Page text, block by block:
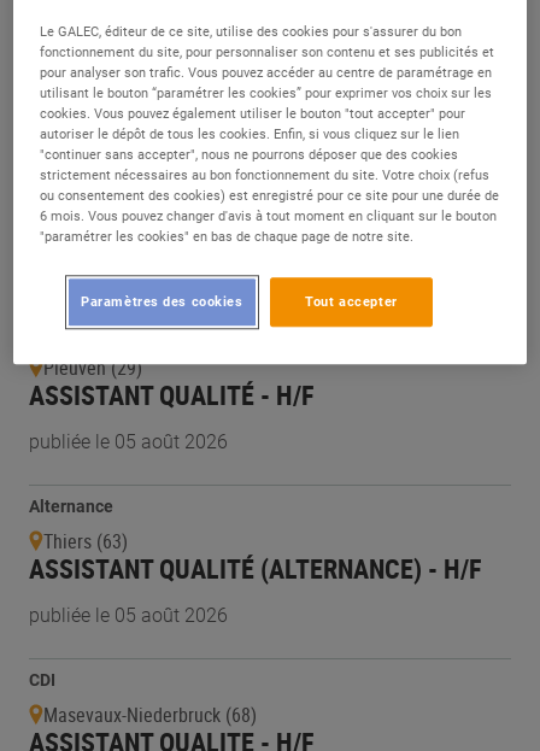
ASSISTANT(E) QUALITÉ EN ALTERNANCE -
H/F
publiée le 07 août 2026
CDI
Ivry-sur-Seine (94)
INGÉNIEUR ENERGIES - H/F
Pleuven (29)
ASSISTANT QUALITÉ - H/F
publiée le 05 août 2026
Alternance
Thiers (63)
ASSISTANT QUALITÉ (ALTERNANCE) - H/F
publiée le 05 août 2026
CDI
Masevaux-Niederbruck (68)
ASSISTANT QUALITE - H/F
Le GALEC, éditeur de ce site, utilise des cookies pour s'assurer du bon
fonctionnement du site, pour personnaliser son contenu et ses publicités et
pour analyser son trafic. Vous pouvez accéder au centre de paramétrage en
utilisant le bouton “paramétrer les cookies” pour exprimer vos choix sur les
cookies. Vous pouvez également utiliser le bouton "tout accepter" pour
autoriser le dépôt de tous les cookies. Enfin, si vous cliquez sur le lien
"continuer sans accepter", nous ne pourrons déposer que des cookies
strictement nécessaires au bon fonctionnement du site. Votre choix (refus
ou consentement des cookies) est enregistré pour ce site pour une durée de
6 mois. Vous pouvez changer d'avis à tout moment en cliquant sur le bouton
"paramétrer les cookies" en bas de chaque page de notre site.
Tout accepter
Paramètres des cookies